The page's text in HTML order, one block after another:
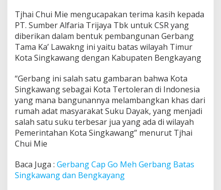
Tjhai Chui Mie mengucapakan terima kasih kepada
PT. Sumber Alfaria Trijaya Tbk untuk CSR yang
diberikan dalam bentuk pembangunan Gerbang
Tama Ka’ Lawakng ini yaitu batas wilayah Timur
Kota Singkawang dengan Kabupaten Bengkayang
“Gerbang ini salah satu gambaran bahwa Kota
Singkawang sebagai Kota Tertoleran di Indonesia
yang mana bangunannya melambangkan khas dari
rumah adat masyarakat Suku Dayak, yang menjadi
salah satu suku terbesar jua yang ada di wilayah
Pemerintahan Kota Singkawang” menurut Tjhai
Chui Mie
Baca Juga : Gerbang Cap Go Meh Gerbang Batas
Singkawang dan Bengkayang